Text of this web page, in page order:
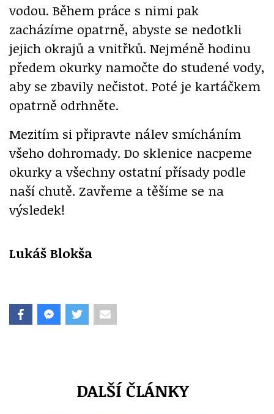
vodou. Během práce s nimi pak
zacházíme opatrně, abyste se nedotkli
jejich okrajů a vnitřků. Nejméně hodinu
předem okurky namočte do studené vody,
aby se zbavily nečistot. Poté je kartáčkem
opatrně odrhněte.
Mezitím si připravte nálev smícháním
všeho dohromady. Do sklenice nacpeme
okurky a všechny ostatní přísady podle
naší chutě. Zavřeme a těšíme se na
výsledek!
Lukáš Blokša
DALŠÍ ČLÁNKY